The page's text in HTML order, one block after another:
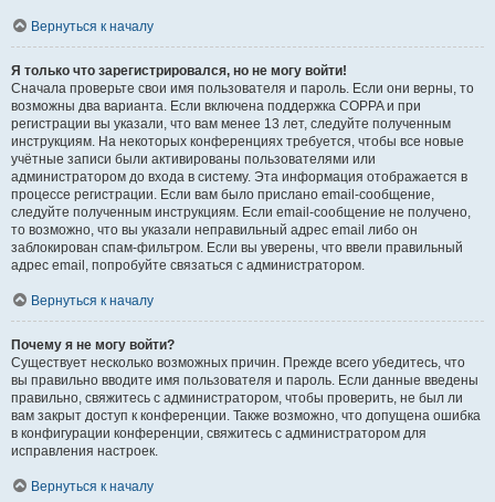
Вернуться к началу
Я только что зарегистрировался, но не могу войти!
Сначала проверьте свои имя пользователя и пароль. Если они верны, то
возможны два варианта. Если включена поддержка COPPA и при
регистрации вы указали, что вам менее 13 лет, следуйте полученным
инструкциям. На некоторых конференциях требуется, чтобы все новые
учётные записи были активированы пользователями или
администратором до входа в систему. Эта информация отображается в
процессе регистрации. Если вам было прислано email-сообщение,
следуйте полученным инструкциям. Если email-сообщение не получено,
то возможно, что вы указали неправильный адрес email либо он
заблокирован спам-фильтром. Если вы уверены, что ввели правильный
адрес email, попробуйте связаться с администратором.
Вернуться к началу
Почему я не могу войти?
Существует несколько возможных причин. Прежде всего убедитесь, что
вы правильно вводите имя пользователя и пароль. Если данные введены
правильно, свяжитесь с администратором, чтобы проверить, не был ли
вам закрыт доступ к конференции. Также возможно, что допущена ошибка
в конфигурации конференции, свяжитесь с администратором для
исправления настроек.
Вернуться к началу